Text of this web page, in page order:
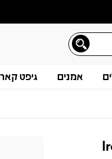
אמנים גיפט